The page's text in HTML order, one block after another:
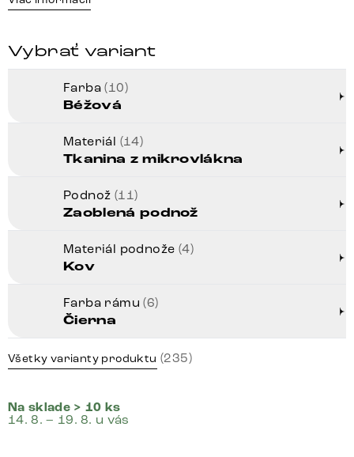
Vybrať variant
Farba(10)
Béžová
Materiál (14)
Tkanina z mikrovlákna
Podnož (11)
Zaoblená podnož
Materiál podnože (4)
Kov
Farba rámu(6)
Čierna
Všetky varianty produktu (235)
Na sklade > 10 ks
14. 8. – 19. 8. u vás